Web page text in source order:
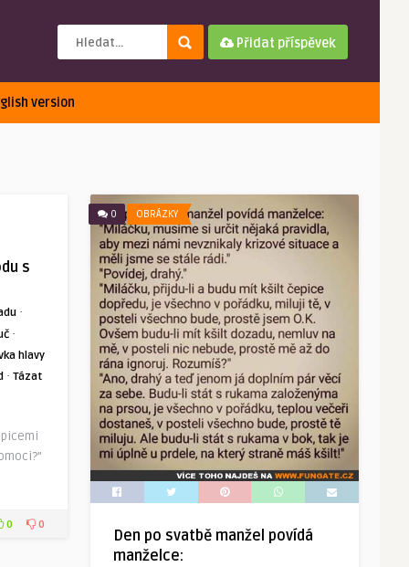
Přidat příspěvek
version
s
·
·
hlavy
· Tázat
0 0
0 OBRÁZKY
Den po svatbě manžel povídá
manželce: